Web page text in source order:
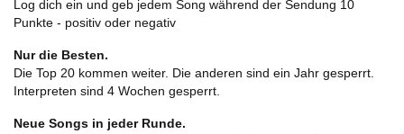
Log dich ein und geb jedem Song während der Sendung 10
Punkte - positiv oder negativ
Nur die Besten.
Die Top 20 kommen weiter. Die anderen sind ein Jahr gesperrt.
Interpreten sind 4 Wochen gesperrt.
Neue Songs in jeder Runde.